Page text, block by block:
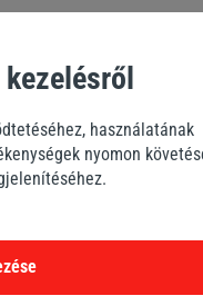
használatának
nyomon